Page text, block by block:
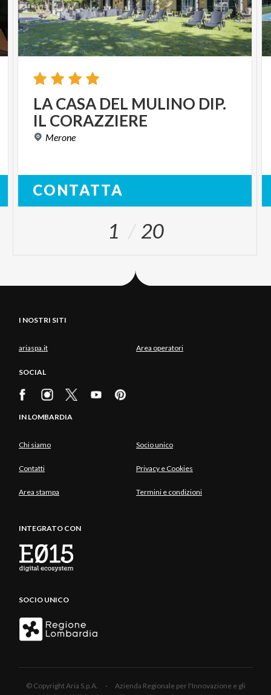
LACASA DEL MULINO DIP.
IL CORAZZIERE
Merone
CONTATTA
1 20
I NOSTRI SITI
ariaspa.it Area operatori
SOCIAL
IN LOMBARDIA
Chi siamo Socio unico
Contatti Privacy e Cookies
Area stampa Termini e condizioni
INTEGRATO CON
SOCIO UNICO
© Copyright Aria S.p.A. - Azienda Regionale per l'Innovazione e gli